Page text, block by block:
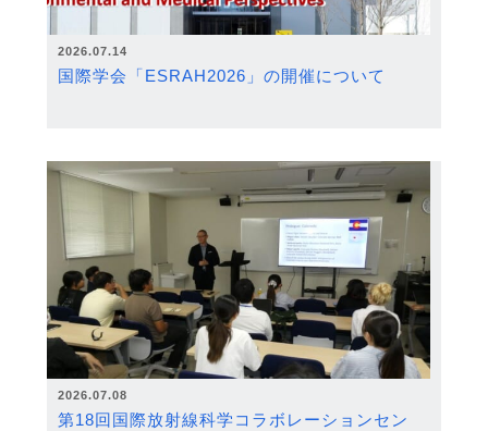
2026.07.14
国際学会「ESRAH2026」の開催について
2026.07.08
第18回国際放射線科学コラボレーションセン